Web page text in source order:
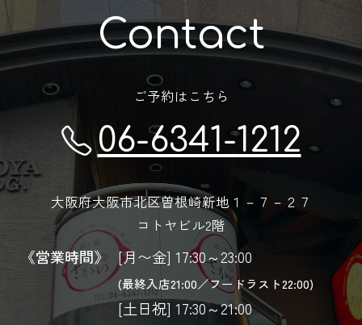
Contact
ご予約はこちら
06-6341-1212
大阪府大阪市北区曽根崎新地１－７－２７
コトヤビル2階
《営業時間》 [月〜金] 17:30～23:00
(最終入店21:00／フードラスト22:00)
[土日祝] 17:30～21:00